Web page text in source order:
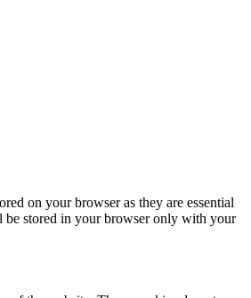
on your browser as they are essential
be stored in your browser only with your